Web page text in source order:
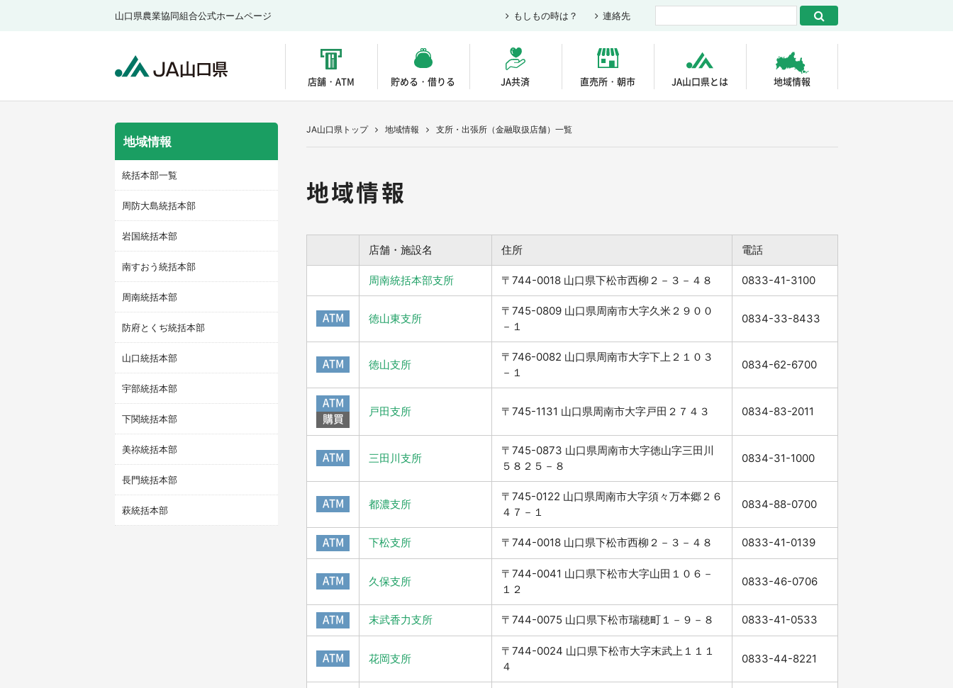
店舗・ATM 貯める・借りる JA共済 直売所・朝市 JA山口県とは 地域情報
山口県農業協同組合公式ホームページ もしもの時は？ 連絡先
JA山口県トップ 地域情報 支所・出張所（金融取扱店舗）一覧
地域情報
店舗・施設名 住所 電話
周南統括本部支所 〒744-0018 山口県下松市西柳２－３－４８ 0833-41-3100
ATM 徳山東支所
〒745-0809 山口県周南市大字久米２９００
－１
0834-33-8433
ATM 徳山支所
〒746-0082 山口県周南市大字下上２１０３
－１
0834-62-6700
ATM
購買
戸田支所 〒745-1131 山口県周南市大字戸田２７４３ 0834-83-2011
ATM 三田川支所
〒745-0873 山口県周南市大字徳山字三田川
５８２５－８
0834-31-1000
ATM 都濃支所
〒745-0122 山口県周南市大字須々万本郷２６
４７－１
0834-88-0700
ATM 下松支所 〒744-0018 山口県下松市西柳２－３－４８ 0833-41-0139
ATM 久保支所
〒744-0041 山口県下松市大字山田１０６－
１２
0833-46-0706
ATM 末武香力支所 〒744-0075 山口県下松市瑞穂町１－９－８ 0833-41-0533
ATM 花岡支所
〒744-0024 山口県下松市大字末武上１１１
４
0833-44-8221
地域情報
統括本部一覧
周防大島統括本部
岩国統括本部
南すおう統括本部
周南統括本部
防府とくぢ統括本部
山口統括本部
宇部統括本部
下関統括本部
美祢統括本部
長門統括本部
萩統括本部